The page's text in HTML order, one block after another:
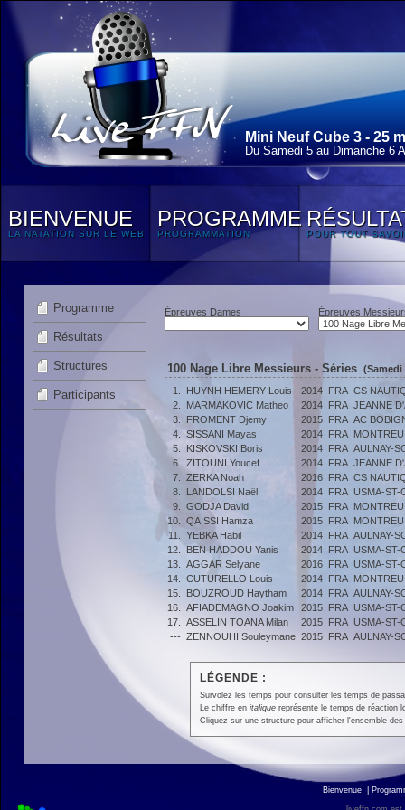
Mini Neuf Cube 3 - 25 m
Du Samedi 5 au Dimanche 6
BIENVENUE
LA NATATION SUR LE WEB
PROGRAMME
PROGRAMMATION POUR TOUT
Programme
Résultats
Structures
Participants
Épreuves Dames Épreuves
100 Nage Libre Messieurs - Séries (Samedi
1.
HUYNH HEMERY Louis 2014 FRA CS
2.
MARMAKOVIC Matheo 2014 FRA JEANNE
3.
FROMENT Djemy 2015 FRA AC
4.
SISSANI Mayas 2014 FRA
5.
KISKOVSKI Boris 2014 FRA AULNAY-
6.
ZITOUNI Youcef 2014 FRA JEANNE
7.
ZERKA Noah 2016 FRA CS
8.
LANDOLSI Naël 2014 FRA USMA-ST-
9.
GODJA David 2015 FRA
10.
QAISSI Hamza 2015 FRA
11.
YEBKA Habil 2014 FRA AULNAY-
12.
BEN HADDOU Yanis 2014 FRA USMA-ST-
13.
AGGAR Selyane 2016 FRA USMA-ST-
14.
CUTURELLO Louis 2014 FRA
15.
BOUZROUD Haytham 2014 FRA AULNAY-
16.
AFIADEMAGNO Joakim 2015 FRA USMA-ST-
17.
ASSELIN TOANA Milan 2015 FRA USMA-ST-
--- ZENNOUHI Souleymane 2015 FRA AULNAY-
LÉGENDE :
Survolez les temps pour consulter les temps de
Le chiffre en italiquereprésente le temps de réaction
Cliquez sur une structure pour afficher l'ensemble
Bienvenue